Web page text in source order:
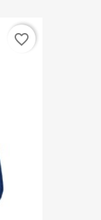
favorite_border